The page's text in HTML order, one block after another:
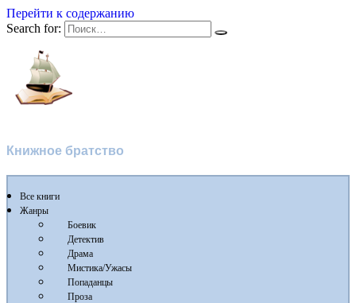
Перейти к содержанию
Search for:
Книжное братство
Все книги
Жанры
Боевик
Детектив
Драма
Мистика/Ужасы
Попаданцы
Проза